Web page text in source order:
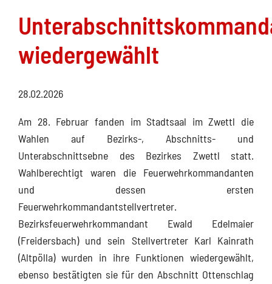
wiedergewählt
28.02.2026
Am 28. Februar fanden im Stadtsaal im Zwettl die
Wahlen auf Bezirks-, Abschnitts- und
Unterabschnittsebne des Bezirkes Zwettl statt.
Wahlberechtigt waren die Feuerwehrkommandanten
und dessen ersten
Feuerwehrkommandantstellvertreter.
Bezirksfeuerwehrkommandant Ewald Edelmaier
(Freidersbach) und sein Stellvertreter Karl Kainrath
(Altpölla) wurden in ihre Funktionen wiedergewählt,
ebenso bestätigten sie für den Abschnitt Ottenschlag